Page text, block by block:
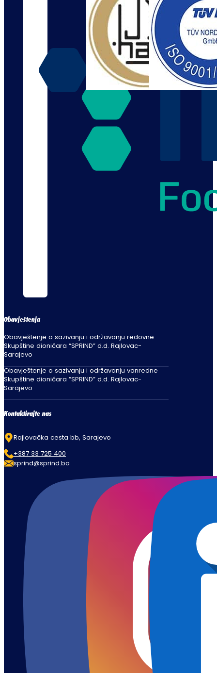
Obavještenja
Obavještenje o sazivanju i održavanju redovne
Skupštine dioničara “SPRIND” d.d. Rajlovac-
Sarajevo
Obavještenje o sazivanju i održavanju vanredne
Skupštine dioničara “SPRIND” d.d. Rajlovac-
Sarajevo
Kontaktirajte nas
Rajlovačka cesta bb, Sarajevo
+387 33 725 400
sprind@sprind.ba